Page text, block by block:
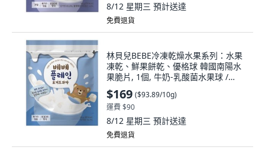
8/12 星期三 預計送達
免費退貨
林貝兒BEBE冷凍乾燥水果系列：水果
凍乾、鮮果餅乾、優格球 韓國南陽水
果脆片, 1個, 牛奶-乳酸菌水果球 /
1495, 18g
$169 ($93.89/10g)
運費 $90
8/12 星期三 預計送達
免費退貨